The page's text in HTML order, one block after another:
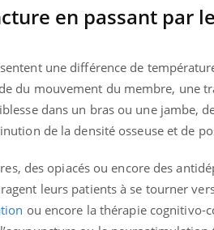
en passant par
une différence de
du mouvement du membre, une
dans un bras ou une jambe,
de la densité osseuse et de
des opiacés ou encore des
leurs patients à se tourner
ou encore la thérapie cognitivo-